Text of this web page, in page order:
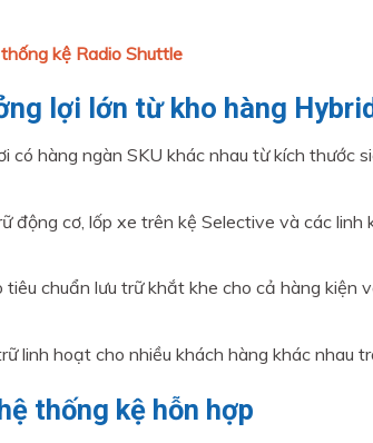
kệ Radio Shuttle
lợi lớn từ kho hàng
có hàng ngàn SKU khác nhau từ kích thước
động cơ, lốp xe trên kệ Selective và các linh
chuẩn lưu trữ khắt khe cho cả hàng kiện
linh hoạt cho nhiều khách hàng khác nhau
thống kệ hỗn hợp